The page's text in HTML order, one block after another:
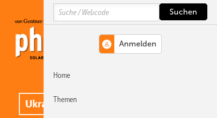
Hauptinhalt
Hauptmenü
SiteSearch
Search
Home
Themen